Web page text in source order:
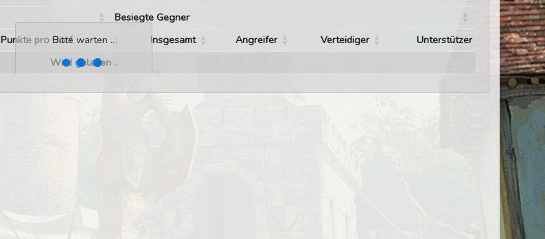
Bitte warten ..
Besiegte Gegner
Punkte pro Dorf Insgesamt Angreifer Verteidiger
Unterstützer
Wird geladen ..